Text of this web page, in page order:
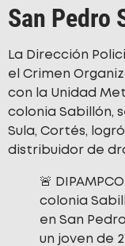
San Pedro
La Dirección
el Crimen
con la Unidad
colonia Sabillón,
Sula, Cortés,
distribuidor de
🚨
colonia
en San
un joven de